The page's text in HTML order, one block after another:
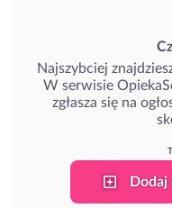
Najszybciej
W serwisie
zgłasza się na
Dodaj